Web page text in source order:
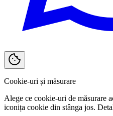
Cookie-uri și măsurare
Alege ce cookie-uri de măsurare
iconița cookie din stânga jos.